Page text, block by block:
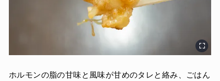
ホルモンの脂の甘味と風味が甘めのタレと絡み、ごはん